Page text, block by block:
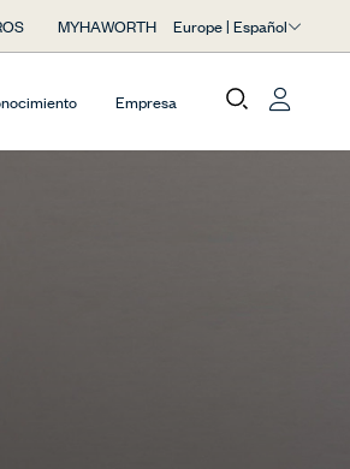
MYHAWORTH Europe | Español
Empresa